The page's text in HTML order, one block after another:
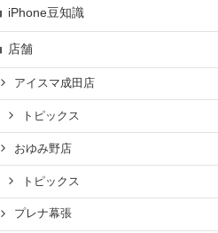
iPhone豆知識
店舗
アイスマ成田店
トピックス
おゆみ野店
トピックス
プレナ幕張